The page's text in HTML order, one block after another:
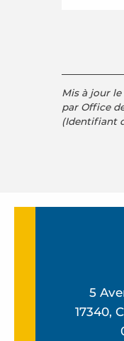
Mis à jour le
par Office
(Identifiant
5
17340,